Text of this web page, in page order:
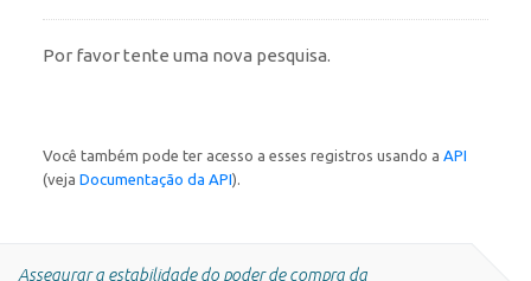
Por favor tente uma nova pesquisa.
Você também pode ter acesso a esses registros usando a API
(veja Documentação da API).
Assegurar a estabilidade do poder de compra da